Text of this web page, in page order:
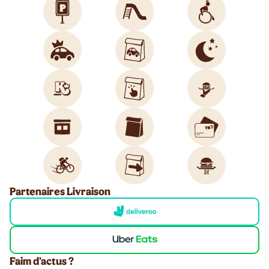
Partenaires Livraison
Faim d'actus ?